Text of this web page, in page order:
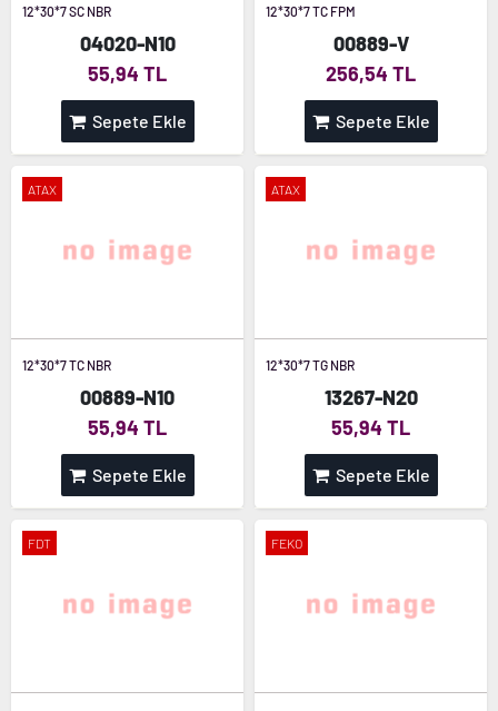
12*30*7 SC NBR
04020-N10
55,94 TL
Sepete Ekle
12*30*7 TC FPM
00889-V
256,54 TL
Sepete Ekle
ATAX
12*30*7 TC NBR
00889-N10
55,94 TL
Sepete Ekle
ATAX
12*30*7 TG NBR
13267-N20
55,94 TL
Sepete Ekle
FDT FEKO